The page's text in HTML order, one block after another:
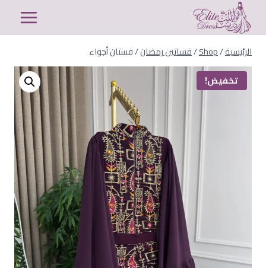
التجاوز
المحتوى
الرئيسية/
Shop
/فساتين رمضان/فستان أجواء
تخفيض!